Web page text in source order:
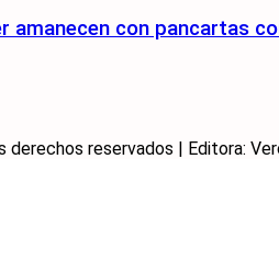
amanecen con pancartas
reservados | Editora: